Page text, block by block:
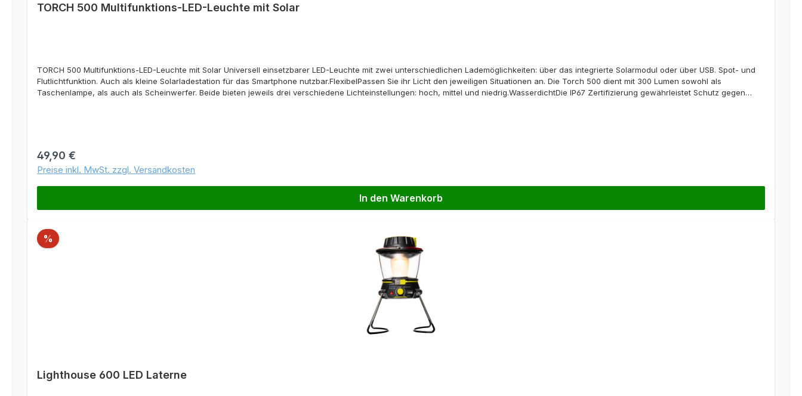
TORCH 500 Multifunktions-LED-Leuchte mit Solar
TORCH 500 Multifunktions-LED-Leuchte mit Solar Universell einsetzbarer LED-Leuchte mit zwei unterschiedlichen Lademöglichkeiten: über das integrierte Solarmodul oder über USB. Spot- und
Flutlichtfunktion. Auch als kleine Solarladestation für das Smartphone nutzbar.FlexibelPassen Sie ihr Licht den jeweiligen Situationen an. Die Torch 500 dient mit 300 Lumen sowohl als
Taschenlampe, als auch als Scheinwerfer. Beide bieten jeweils drei verschiedene Lichteinstellungen: hoch, mittel und niedrig.WasserdichtDie IP67 Zertifizierung gewährleistet Schutz gegen
Wh (3,6V, 5200 mAh)Bei Lagerung alle 3-6 Monate aufladenManagement System: Schutz beim Laden und bei niedrigem Batteriestand integriertLieferumfang: 1 x TORCH LED Leuchte mit
integriertem Solarmodul
Regulärer Preis:
49,90 €
Preise inkl. MwSt. zzgl. Versandkosten
In den Warenkorb
% Rabatt
Lighthouse 600 LED Laterne